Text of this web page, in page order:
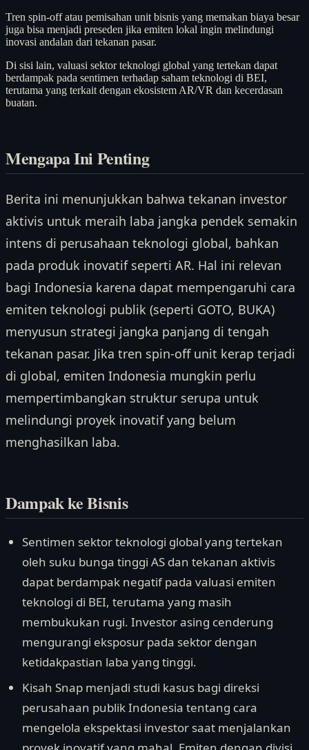
Tren spin-off atau pemisahan unit bisnis yang memakan biaya besar
juga bisa menjadi preseden jika emiten lokal ingin melindungi
inovasi andalan dari tekanan pasar.
Di sisi lain, valuasi sektor teknologi global yang tertekan dapat
berdampak pada sentimen terhadap saham teknologi di BEI,
terutama yang terkait dengan ekosistem AR/VR dan kecerdasan
buatan.
Mengapa Ini Penting
Berita ini menunjukkan bahwa tekanan investor
aktivis untuk meraih laba jangka pendek semakin
intens di perusahaan teknologi global, bahkan
pada produk inovatif seperti AR. Hal ini relevan
bagi Indonesia karena dapat mempengaruhi cara
emiten teknologi publik (seperti GOTO, BUKA)
menyusun strategi jangka panjang di tengah
tekanan pasar. Jika tren spin-off unit kerap terjadi
di global, emiten Indonesia mungkin perlu
mempertimbangkan struktur serupa untuk
melindungi proyek inovatif yang belum
menghasilkan laba.
Dampak ke Bisnis
Sentimen sektor teknologi global yang tertekan
oleh suku bunga tinggi AS dan tekanan aktivis
dapat berdampak negatif pada valuasi emiten
teknologi di BEI, terutama yang masih
membukukan rugi. Investor asing cenderung
mengurangi eksposur pada sektor dengan
ketidakpastian laba yang tinggi.
Kisah Snap menjadi studi kasus bagi direksi
perusahaan publik Indonesia tentang cara
mengelola ekspektasi investor saat menjalankan